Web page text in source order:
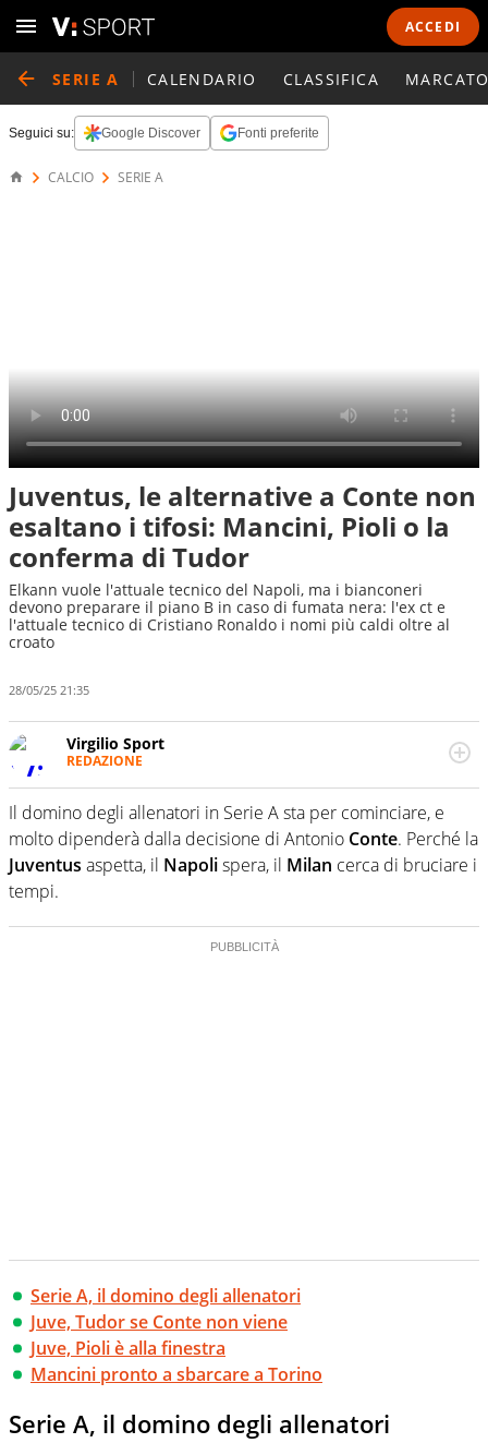
ACCEDI
SERIE A CALENDARIO CLASSIFICA
Seguici su: Google Discover Fonti preferite
CALCIO SERIE A
Juventus, le alternative a Conte non
esaltano i tifosi: Mancini, Pioli o la
conferma di Tudor
Elkann vuole l'attuale tecnico del Napoli, ma i bianconeri
devono preparare il piano B in caso di fumata nera: l'ex ct e
l'attuale tecnico di Cristiano Ronaldo i nomi più caldi oltre al
croato
28/05/25 21:35
Virgilio Sport
REDAZIONE
appassionato su tutto il mondo dello sport. Calcio,
calciomercato, F1, Motomondiale ma anche tennis,
volley, basket: su Virgilio Sport i tifosi e gli appassionati
sanno che troveranno sempre copertura completa e
zero faziosità. La squadra di Virgilio Sport è formata da
rimessa quando intercettano le notizie e le rilanciano
verso la rete, sia nella costruzione dal basso quando
Il domino degli allenatori in Serie A sta per cominciare, e
molto dipenderà dalla decisione di Antonio Conte. Perché la
Juventus aspetta, il Napolispera, il Milan cerca di bruciare i
tempi.
Serie A, il domino degli allenatori
Juve, Tudor se Conte non viene
Juve, Pioli è alla finestra
Mancini pronto a sbarcare a Torino
Serie A, il domino degli allenatori